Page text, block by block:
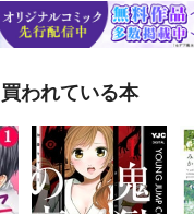
われている本